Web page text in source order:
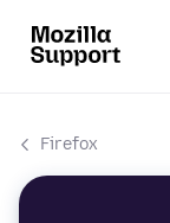
Firefox